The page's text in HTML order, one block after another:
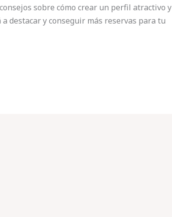
sobre cómo crear un perfil atractivo y
destacar y conseguir más reservas para tu